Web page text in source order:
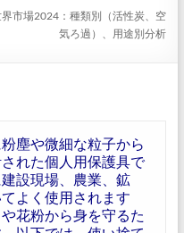
市場2024：種類別（活性炭、空
気ろ過）、用途別分析
塵や微細な粒子から
れた個人用保護具で
設現場、農業、鉱
よく使用されます
花粉から身を守るた